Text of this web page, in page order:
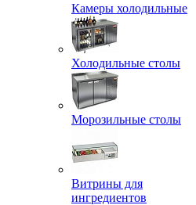
Камеры холодильные
Холодильные столы
Морозильные столы
Витрины для
ингредиентов